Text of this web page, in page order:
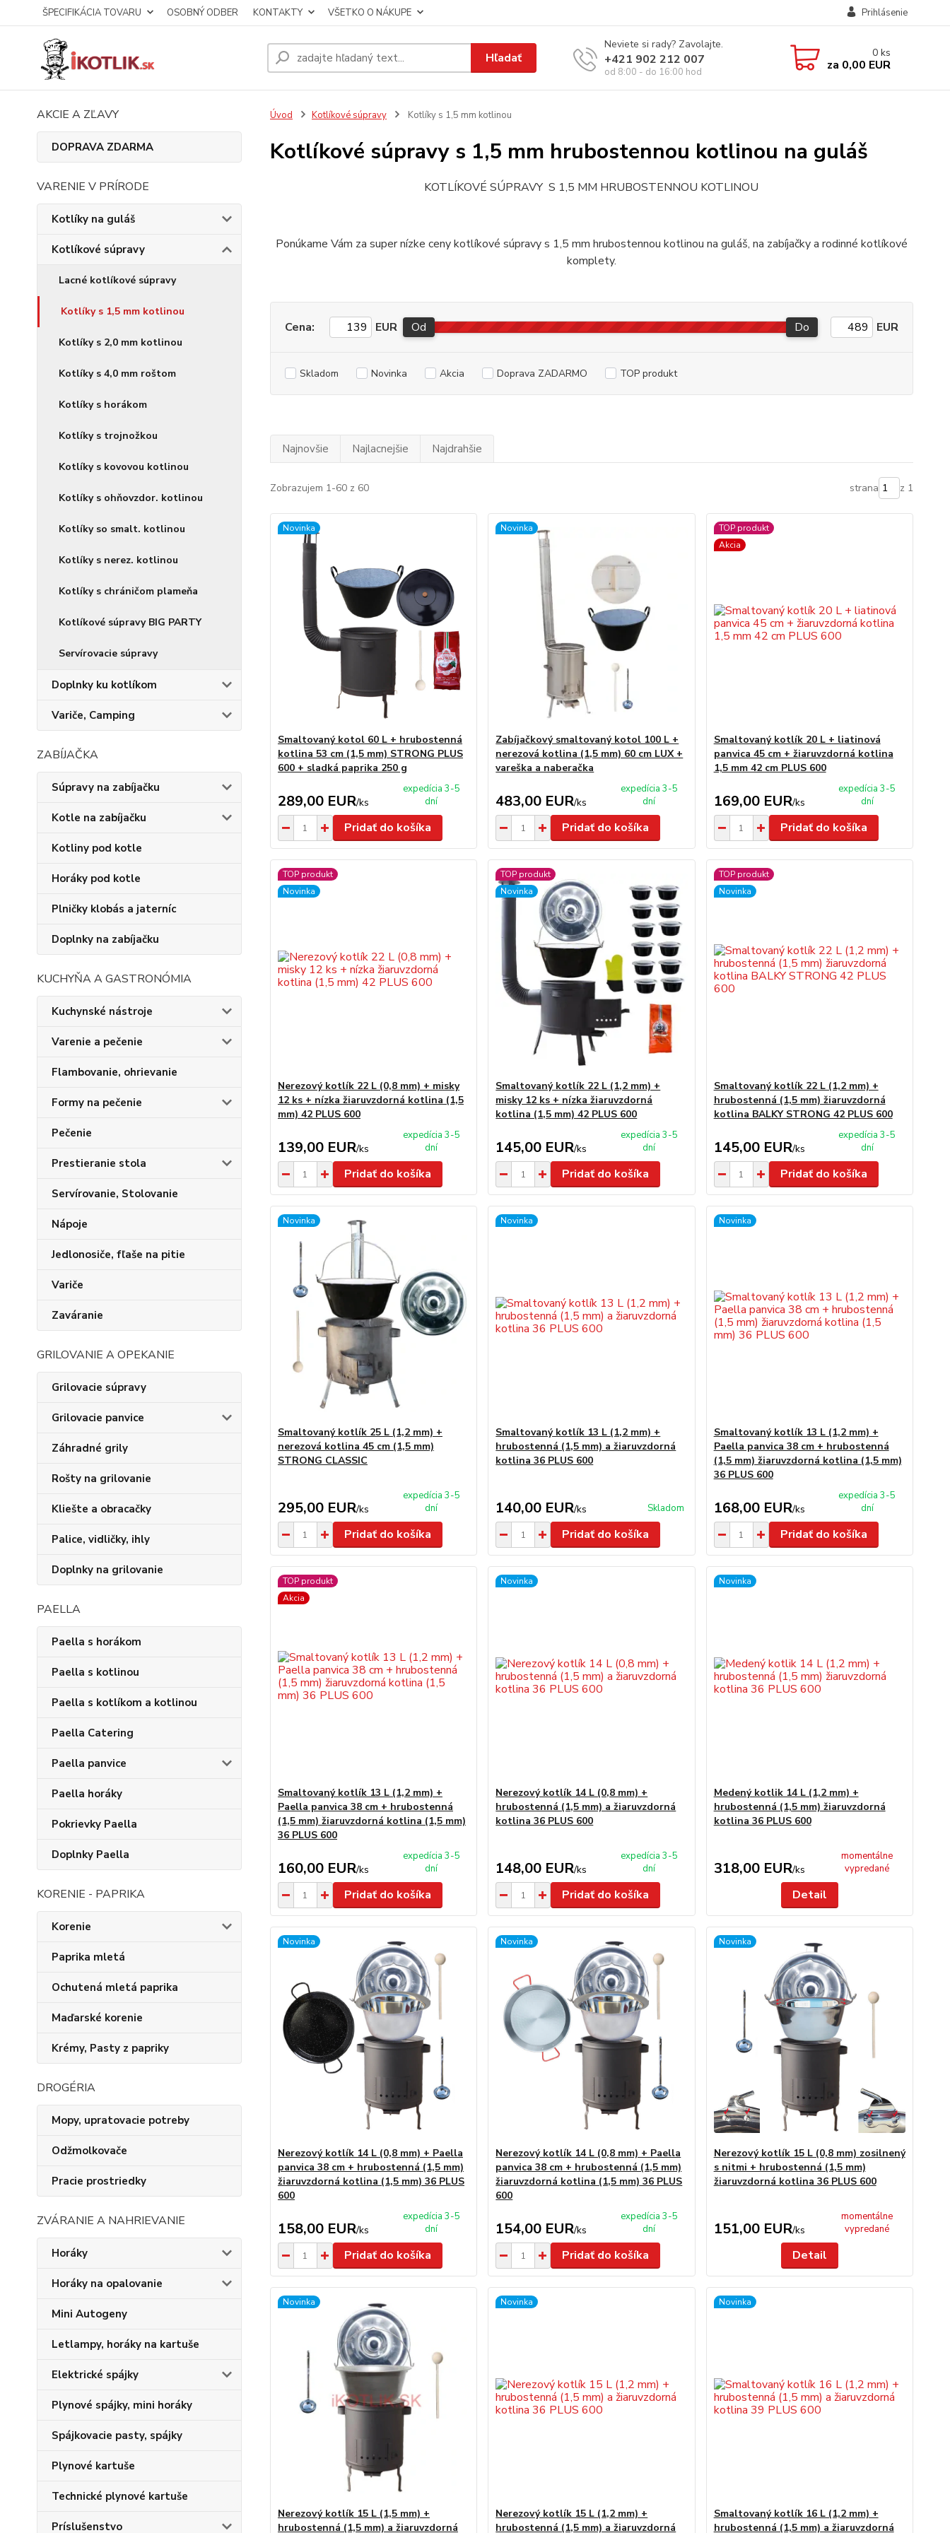
ŠPECIFIKÁCIA TOVARU OSOBNÝ ODBER KONTAKTY VŠETKO O NÁKUPE Prihlásenie
Hľadať
Neviete si rady? Zavolajte.
+421 902 212 007
od 8:00 - do 16:00 hod
0 ks
za 0,00 EUR
AKCIE A ZĽAVY
DOPRAVA ZDARMA
VARENIE V PRÍRODE
Kotlíky na guláš
Kotlíkové súpravy
Lacné kotlíkové súpravy
Kotlíky s 1,5 mm kotlinou
Kotlíky s 2,0 mm kotlinou
Kotlíky s 4,0 mm roštom
Kotlíky s horákom
Kotlíky s trojnožkou
Kotlíky s kovovou kotlinou
Kotlíky s ohňovzdor. kotlinou
Kotlíky so smalt. kotlinou
Kotlíky s nerez. kotlinou
Kotlíky s chráničom plameňa
Kotlíkové súpravy BIG PARTY
Servírovacie súpravy
Doplnky ku kotlíkom
Variče, Camping
ZABÍJAČKA
Súpravy na zabíjačku
Kotle na zabíjačku
Kotliny pod kotle
Horáky pod kotle
Plničky klobás a jaterníc
Doplnky na zabíjačku
KUCHYŇA A GASTRONÓMIA
Kuchynské nástroje
Varenie a pečenie
Flambovanie, ohrievanie
Formy na pečenie
Pečenie
Prestieranie stola
Servírovanie, Stolovanie
Nápoje
Jedlonosiče, fľaše na pitie
Variče
Zaváranie
GRILOVANIE A OPEKANIE
Grilovacie súpravy
Grilovacie panvice
Záhradné grily
Rošty na grilovanie
Kliešte a obracačky
Palice, vidličky, ihly
Doplnky na grilovanie
PAELLA
Paella s horákom
Paella s kotlinou
Paella s kotlíkom a kotlinou
Paella Catering
Paella panvice
Paella horáky
Pokrievky Paella
Doplnky Paella
KORENIE - PAPRIKA
Korenie
Paprika mletá
Ochutená mletá paprika
Maďarské korenie
Krémy, Pasty z papriky
DROGÉRIA
Mopy, upratovacie potreby
Odžmolkovače
Pracie prostriedky
ZVÁRANIE A NAHRIEVANIE
Horáky
Horáky na opalovanie
Mini Autogeny
Letlampy, horáky na kartuše
Elektrické spájky
Plynové spájky, mini horáky
Spájkovacie pasty, spájky
Plynové kartuše
Technické plynové kartuše
Príslušenstvo
Úvod Kotlíkové súpravy Kotlíky s 1,5 mm kotlinou
Kotlíkové súpravy s 1,5 mm hrubostennou kotlinou na guláš
KOTLÍKOVÉ SÚPRAVY S 1,5 MM HRUBOSTENNOU KOTLINOU
Ponúkame Vám za super nízke ceny kotlíkové súpravy s 1,5 mm hrubostennou kotlinou na guláš, na zabíjačky a rodinné kotlíkové
komplety.
Cena: EUR Od Do EUR
Skladom Novinka Akcia Doprava ZADARMO TOP produkt
Najnovšie Najlacnejšie Najdrahšie
Zobrazujem 1-60 z 60 strana z 1
Novinka
Smaltovaný kotol 60 L + hrubostenná
kotlina 53 cm (1,5 mm) STRONG PLUS
600 + sladká paprika 250 g
289,00 EUR/ks
expedícia 3-5
dní
Pridať do košíka
Novinka
Zabíjačkový smaltovaný kotol 100 L +
nerezová kotlina (1,5 mm) 60 cm LUX +
vareška a naberačka
483,00 EUR/ks
expedícia 3-5
dní
Pridať do košíka
TOP produkt
Akcia
Smaltovaný kotlík 20 L + liatinová
panvica 45 cm + žiaruvzdorná kotlina
1,5 mm 42 cm PLUS 600
169,00 EUR/ks
expedícia 3-5
dní
Pridať do košíka
TOP produkt
Novinka
Nerezový kotlík 22 L (0,8 mm) + misky
12 ks + nízka žiaruvzdorná kotlina (1,5
mm) 42 PLUS 600
139,00 EUR/ks
expedícia 3-5
dní
Pridať do košíka
TOP produkt
Novinka
Smaltovaný kotlík 22 L (1,2 mm) +
misky 12 ks + nízka žiaruvzdorná
kotlina (1,5 mm) 42 PLUS 600
145,00 EUR/ks
expedícia 3-5
dní
Pridať do košíka
TOP produkt
Novinka
Smaltovaný kotlík 22 L (1,2 mm) +
hrubostenná (1,5 mm) žiaruvzdorná
kotlina BALKY STRONG 42 PLUS 600
145,00 EUR/ks
expedícia 3-5
dní
Pridať do košíka
Novinka
Smaltovaný kotlík 25 L (1,2 mm) +
nerezová kotlina 45 cm (1,5 mm)
STRONG CLASSIC
295,00 EUR/ks
expedícia 3-5
dní
Pridať do košíka
Novinka
Smaltovaný kotlík 13 L (1,2 mm) +
hrubostenná (1,5 mm) a žiaruvzdorná
kotlina 36 PLUS 600
140,00 EUR/ks Skladom
Pridať do košíka
Novinka
Smaltovaný kotlík 13 L (1,2 mm) +
Paella panvica 38 cm + hrubostenná
(1,5 mm) žiaruvzdorná kotlina (1,5 mm)
36 PLUS 600
168,00 EUR/ks
expedícia 3-5
dní
Pridať do košíka
TOP produkt
Akcia
Smaltovaný kotlík 13 L (1,2 mm) +
Paella panvica 38 cm + hrubostenná
(1,5 mm) žiaruvzdorná kotlina (1,5 mm)
36 PLUS 600
160,00 EUR/ks
expedícia 3-5
dní
Pridať do košíka
Novinka
Nerezový kotlík 14 L (0,8 mm) +
hrubostenná (1,5 mm) a žiaruvzdorná
kotlina 36 PLUS 600
148,00 EUR/ks
expedícia 3-5
dní
Pridať do košíka
Novinka
Medený kotlik 14 L (1,2 mm) +
hrubostenná (1,5 mm) žiaruvzdorná
kotlina 36 PLUS 600
318,00 EUR/ks
momentálne
vypredané
Detail
Novinka
Nerezový kotlík 14 L (0,8 mm) + Paella
panvica 38 cm + hrubostenná (1,5 mm)
žiaruvzdorná kotlina (1,5 mm) 36 PLUS
600
158,00 EUR/ks
expedícia 3-5
dní
Pridať do košíka
Novinka
Nerezový kotlík 14 L (0,8 mm) + Paella
panvica 38 cm + hrubostenná (1,5 mm)
žiaruvzdorná kotlina (1,5 mm) 36 PLUS
600
154,00 EUR/ks
expedícia 3-5
dní
Pridať do košíka
Novinka
Nerezový kotlík 15 L (0,8 mm) zosilnený
s nitmi + hrubostenná (1,5 mm)
žiaruvzdorná kotlina 36 PLUS 600
151,00 EUR/ks
momentálne
vypredané
Detail
Novinka
Nerezový kotlík 15 L (1,5 mm) +
hrubostenná (1,5 mm) a žiaruvzdorná
Novinka
Nerezový kotlík 15 L (1,2 mm) +
hrubostenná (1,5 mm) a žiaruvzdorná
Novinka
Smaltovaný kotlík 16 L (1,2 mm) +
hrubostenná (1,5 mm) a žiaruvzdorná